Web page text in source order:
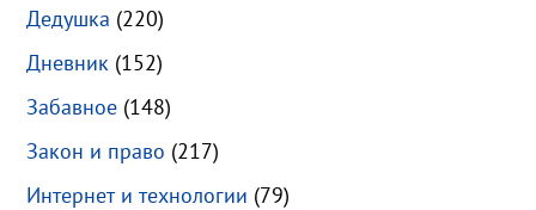
Дедушка (220)
Дневник (152)
Забавное (148)
Закон и право (217)
Интернет и технологии (79)